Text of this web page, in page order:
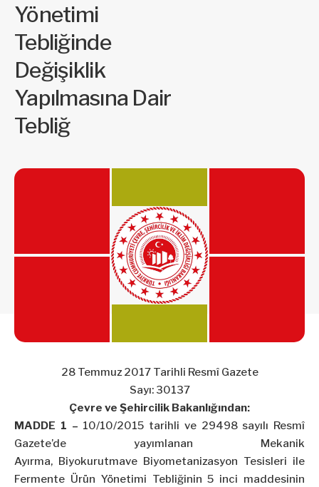
Yönetimi
Tebliğinde
Değişiklik
Yapılmasına Dair
Tebliğ
28 Temmuz 2017 Tarihli Resmî Gazete
Sayı: 30137
Çevre ve Şehircilik Bakanlığından:
MADDE 1 – 10/10/2015 tarihli ve 29498 sayılı Resmî
Gazete’de yayımlanan Mekanik
Ayırma, Biyokurutmave Biyometanizasyon Tesisleri ile
Fermente Ürün Yönetimi Tebliğinin 5 inci maddesinin